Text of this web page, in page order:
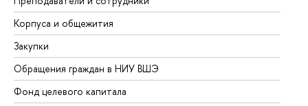
Корпуса и общежития
Закупки
Обращения граждан в НИУ ВШЭ
Фонд целевого капитала